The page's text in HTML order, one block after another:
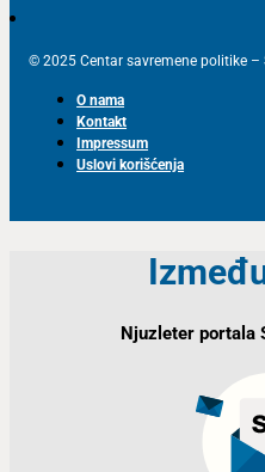
© 2025 Centar savremene politike –
O nama
Kontakt
Impressum
Uslovi korišćenja
Njuzleter portala